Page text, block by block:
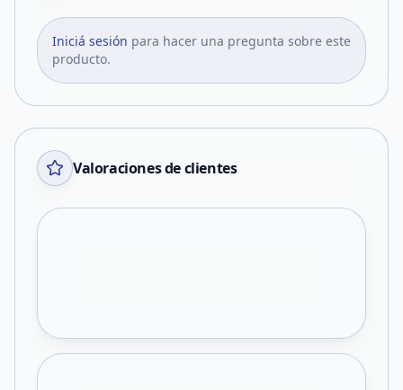
Iniciá sesión para hacer una pregunta sobre este
producto.
Valoraciones de clientes